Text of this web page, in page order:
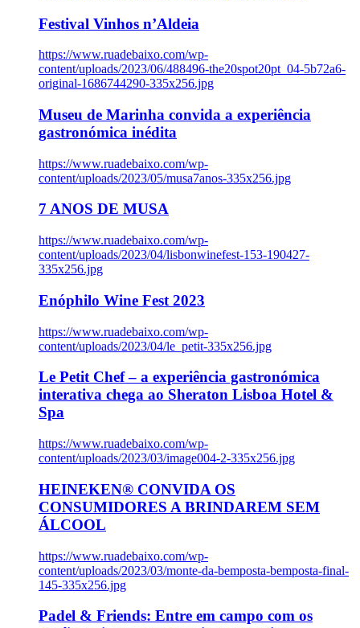
Festival Vinhos n’Aldeia
https://www.ruadebaixo.com/wp-
content/uploads/2023/06/488496-the20spot20pt_04-5b72a6-
original-1686744290-335x256.jpg
Museu de Marinha convida a experiência
gastronómica inédita
https://www.ruadebaixo.com/wp-
content/uploads/2023/05/musa7anos-335x256.jpg
7 ANOS DE MUSA
https://www.ruadebaixo.com/wp-
content/uploads/2023/04/lisbonwinefest-153-190427-
335x256.jpg
Enóphilo Wine Fest 2023
https://www.ruadebaixo.com/wp-
content/uploads/2023/04/le_petit-335x256.jpg
Le Petit Chef – a experiência gastronómica
interativa chega ao Sheraton Lisboa Hotel &
Spa
https://www.ruadebaixo.com/wp-
content/uploads/2023/03/image004-2-335x256.jpg
HEINEKEN® CONVIDA OS
CONSUMIDORES A BRINDAREM SEM
ÁLCOOL
https://www.ruadebaixo.com/wp-
content/uploads/2023/03/monte-da-bemposta-bemposta-final-
145-335x256.jpg
Padel & Friends: Entre em campo com os